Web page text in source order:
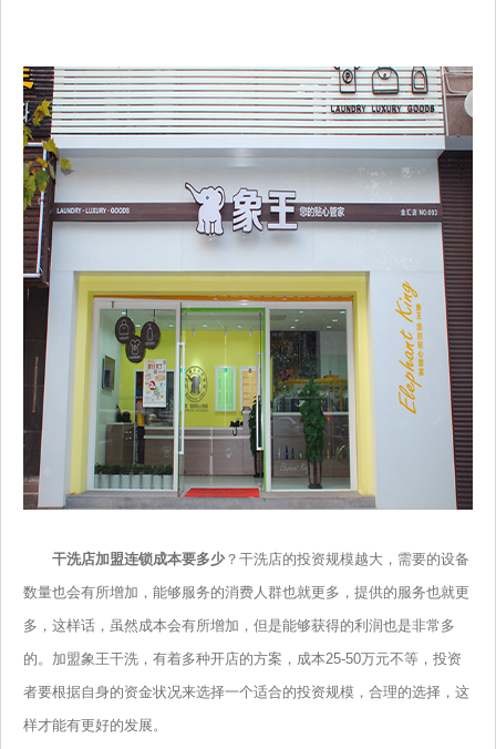
干洗店加盟连锁成本要多少 ？干洗店的投资规模越大，需要的设备
数量也会有所增加，能够服务的消费人群也就更多，提供的服务也就更
多，这样话，虽然成本会有所增加，但是能够获得的利润也是非常多
的。加盟象王干洗，有着多种开店的方案，成本25-50万元不等，投资
者要根据自身的资金状况来选择一个适合的投资规模，合理的选择，这
样才能有更好的发展。